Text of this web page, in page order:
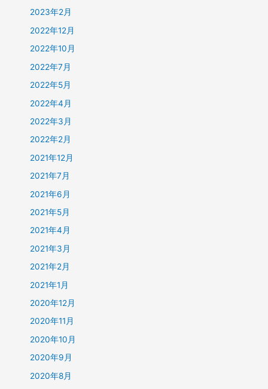
2023年2月
2022年12月
2022年10月
2022年7月
2022年5月
2022年4月
2022年3月
2022年2月
2021年12月
2021年7月
2021年6月
2021年5月
2021年4月
2021年3月
2021年2月
2021年1月
2020年12月
2020年11月
2020年10月
2020年9月
2020年8月